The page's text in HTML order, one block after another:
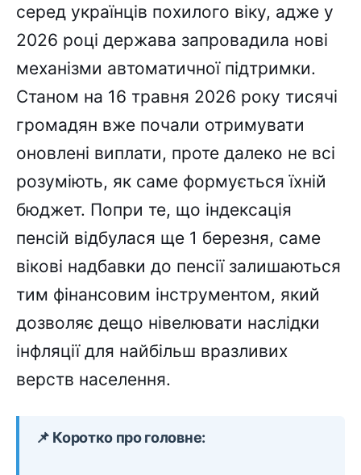
серед українців похилого віку, адже у
2026 році держава запровадила нові
механізми автоматичної підтримки.
Станом на 16 травня 2026 року тисячі
громадян вже почали отримувати
оновлені виплати, проте далеко не всі
розуміють, як саме формується їхній
бюджет. Попри те, що індексація
пенсій відбулася ще 1 березня, саме
вікові надбавки до пенсії залишаються
тим фінансовим інструментом, який
дозволяє дещо нівелювати наслідки
інфляції для найбільш вразливих
верств населення.
📌 Коротко про головне: